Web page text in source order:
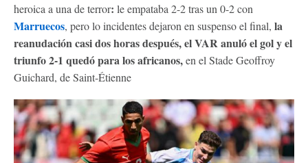
heroica a una de terror: le empataba 2-2 tras un 0-2 con
Marruecos, pero lo incidentes dejaron en suspenso el final, la
reanudación casi dos horas después, el VAR anuló el gol y el
triunfo 2-1 quedó para los africanos,en el Stade Geoffroy
Guichard, de Saint-Étienne